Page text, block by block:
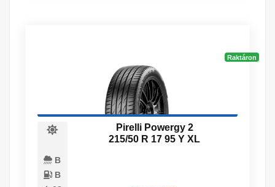
Raktáron
B
B
Pirelli Powergy 2
215/50 R 17 95 Y XL